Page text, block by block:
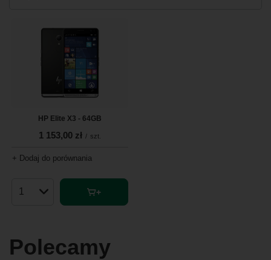
HP Elite X3 - 64GB
1 153,00 zł / szt.
+ Dodaj do porównania
Ilość produktów
Polecamy